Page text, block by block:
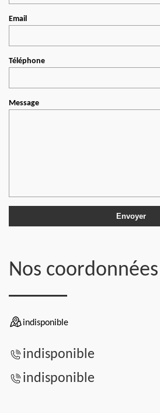
Email
Téléphone
Message
Nos coordonnées
indisponible
indisponible
indisponible